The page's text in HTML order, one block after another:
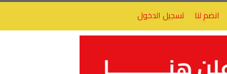
انضم لنا تسجيل الدخول